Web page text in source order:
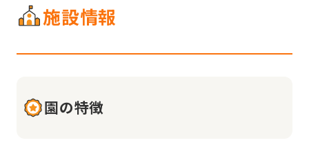
施設情報
園の特徴